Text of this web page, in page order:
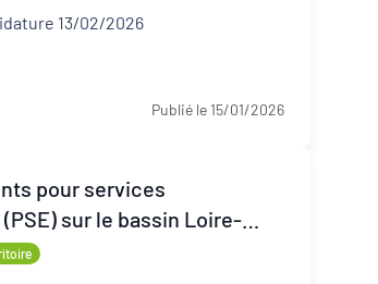
13/02/2026
Publié le 15/01/2026
pour services
sur le bassin Loire-